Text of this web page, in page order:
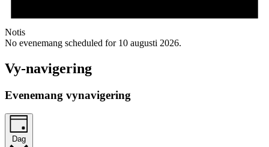
Notis
No evenemang scheduled for 10 augusti 2026.
Vy-navigering
Evenemang vynavigering
Dag